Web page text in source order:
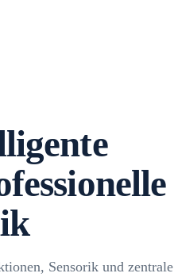
Sensorik und zentrale